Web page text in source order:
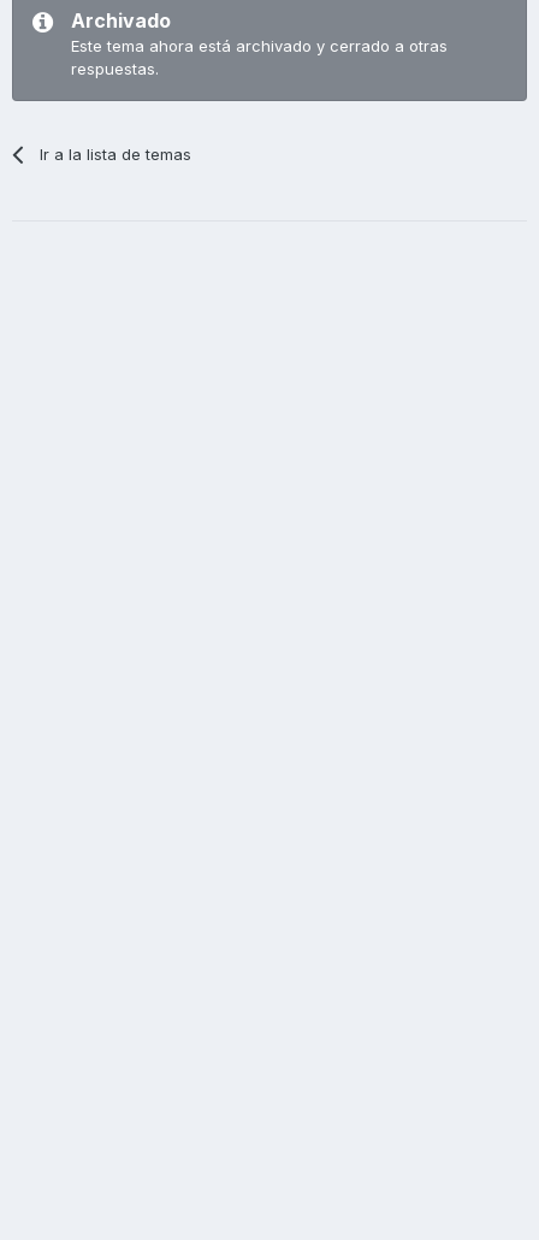
Archivado
Este tema ahora está archivado y cerrado a otras
respuestas.
Ir a la lista de temas